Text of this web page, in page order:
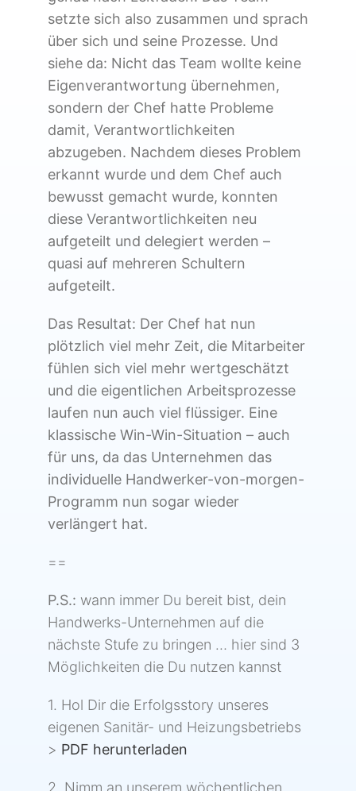
setzte sich also zusammen und sprach
über sich und seine Prozesse. Und
siehe da: Nicht das Team wollte keine
Eigenverantwortung übernehmen,
sondern der Chef hatte Probleme
damit, Verantwortlichkeiten
abzugeben. Nachdem dieses Problem
erkannt wurde und dem Chef auch
bewusst gemacht wurde, konnten
diese Verantwortlichkeiten neu
aufgeteilt und delegiert werden –
quasi auf mehreren Schultern
aufgeteilt.
Das Resultat: Der Chef hat nun
plötzlich viel mehr Zeit, die Mitarbeiter
fühlen sich viel mehr wertgeschätzt
und die eigentlichen Arbeitsprozesse
laufen nun auch viel flüssiger. Eine
klassische Win-Win-Situation – auch
für uns, da das Unternehmen das
individuelle Handwerker-von-morgen-
Programm nun sogar wieder
verlängert hat.
==
P.S.: wann immer Du bereit bist, dein
Handwerks-Unternehmen auf die
nächste Stufe zu bringen … hier sind 3
Möglichkeiten die Du nutzen kannst
1. Hol Dir die Erfolgsstory unseres
eigenen Sanitär- und Heizungsbetriebs
> PDF herunterladen
2. Nimm an unserem wöchentlichen